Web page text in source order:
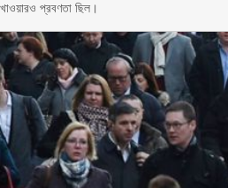
প্রবণতা ছিল।